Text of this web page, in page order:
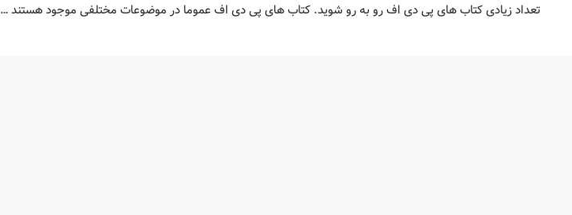
تعداد زیادی کتاب های پی دی اف رو به رو شوید. کتاب های پی دی اف عموما در موضوعات مختلفی موجود هستند …